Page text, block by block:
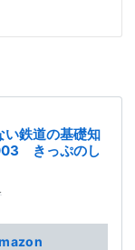
い鉄道の基礎知
きっぷのし